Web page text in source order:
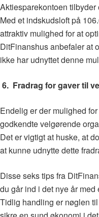
Aktiesparekontoen
Med et indskudsloft på
attraktiv mulighed for at
DitFinanshus anbefaler at
ikke har udnyttet denne
6. Fradrag for gaver til
Endelig er der mulighed
godkendte velgørende
Det er vigtigt at huske, at
at kunne udnytte dette
Disse seks tips fra
du går ind i det nye år
Tidlig handling er nøglen